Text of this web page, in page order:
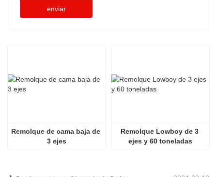
enviar
Remolque de cama baja de
3 ejes
Remolque Lowboy de 3
ejes y 60 toneladas